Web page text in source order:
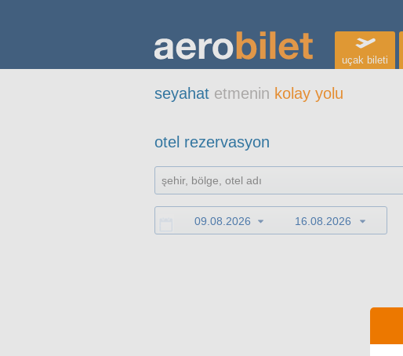
uçak bileti
seyahat etmenin kolay yolu
otel rezervasyon